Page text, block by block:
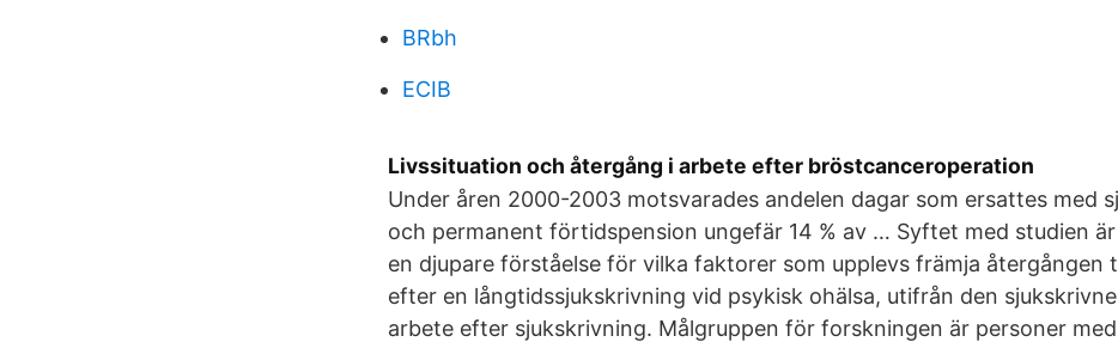
BRbh
ECIB
Livssituation och återgång i arbete efter bröstcanceroperation
Under åren 2000-2003 motsvarades andelen dagar som ersattes med
och permanent förtidspension ungefär 14 % av … Syftet med studien
en djupare förståelse för vilka faktorer som upplevs främja återgången
efter en långtidssjukskrivning vid psykisk ohälsa, utifrån den
arbete efter sjukskrivning. Målgruppen för forskningen är personer